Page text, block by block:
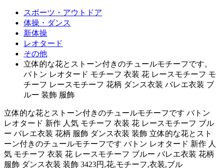
スポーツ・アウトドア
体操・ダンス
新体操
レオタード
その他
立体的な花とストーン付きのチュールモチーフです。
バトン レオタード モチーフ 衣装 花 レースモチーフ モ
チーフ レースモチーフ 花柄 ダンス衣装 バレエ衣装 ブ
ルー 装飾 服飾
立体的な花とストーン付きのチュールモチーフです バトン
レオタード 新作 人気 モチーフ 衣装 花 レースモチーフ ブル
ー バレエ衣装 花柄 服飾 ダンス衣装 装飾 立体的な花とスト
ーン付きのチュールモチーフです バトン レオタード 新作 人
気 モチーフ 衣装 花 レースモチーフ ブルー バレエ衣装 花柄
服飾 ダンス衣装 装飾 3423円,花,モチーフ,衣装,ブル